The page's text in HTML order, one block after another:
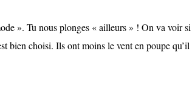
». Tu nous plonges « ailleurs » ! On va voir si
bien choisi. Ils ont moins le vent en poupe qu’il